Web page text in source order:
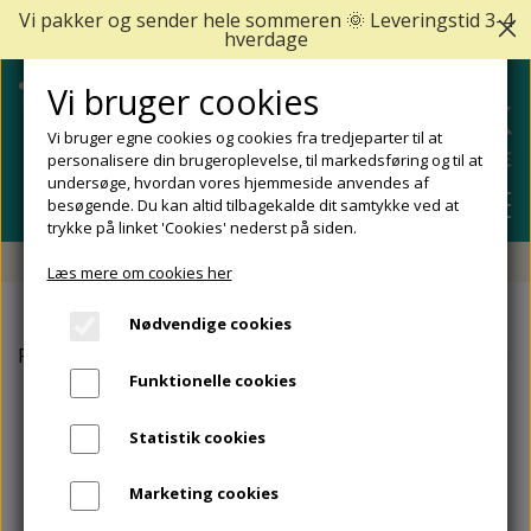
SHOP
FODCREMER
NEGLESVAMP
REDSKABER TIL FODPLEJE OG NEGLEPLEJE
FODFILE OG FODHØVLE
SÅLER, FODINDLÆG OG AFLASTNINGER
FODPROBLEMER
APOFYSITIS CALCANEI/SEVERS SYNDROM
REJSESTØRRELSER
MÆRKER
Fri fragt fra 499 DKK - Levering 1-2 hverdage
Forside
Vi bruger cookies
Vi bruger egne cookies og cookies fra tredjeparter til at
personalisere din brugeroplevelse, til markedsføring og til at
undersøge, hvordan vores hjemmeside anvendes af
besøgende. Du kan altid tilbagekalde dit samtykke ved at
trykke på linket 'Cookies' nederst på siden.
Læs mere om cookies her
Nødvendige cookies
Funktionelle cookies
Statistik cookies
Marketing cookies
Vi pakker og sender hele sommeren 🌞 Leveringstid 3-4
hverdage